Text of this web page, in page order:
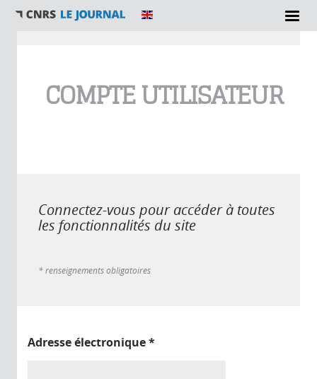
COMPTE UTILISATEUR
Connectez-vous pour accéder à toutes
les fonctionnalités du site
* renseignements obligatoires
Adresse électronique*